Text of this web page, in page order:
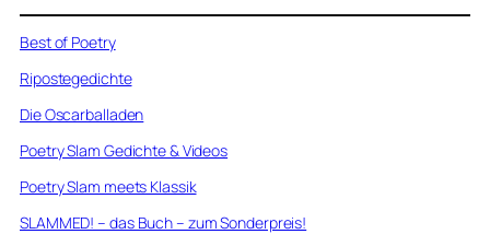
Best of Poetry
Ripostegedichte
Die Oscarballaden
Poetry Slam Gedichte & Videos
Poetry Slam meets Klassik
SLAMMED! – das Buch – zum Sonderpreis!